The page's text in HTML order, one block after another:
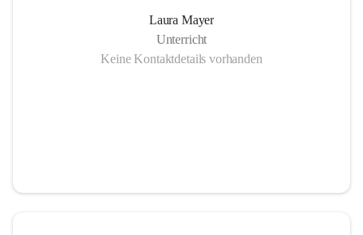
Laura Mayer
Unterricht
Keine Kontaktdetails vorhanden